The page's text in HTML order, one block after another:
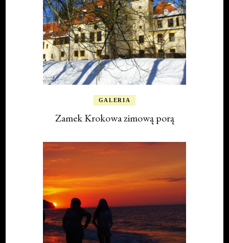
GALERIA
Zamek Krokowa zimową porą